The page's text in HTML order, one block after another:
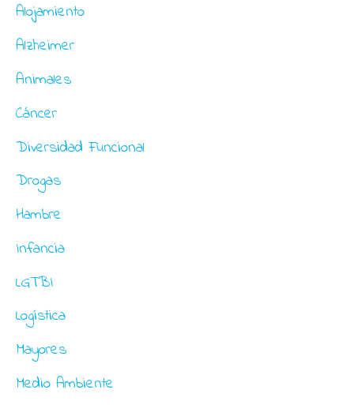
p
o
r
Alojamiento
Alzheimer
Animales
Cáncer
Diversidad Funcional
Drogas
Hambre
Infancia
LGTBI
Logística
Mayores
Medio Ambiente